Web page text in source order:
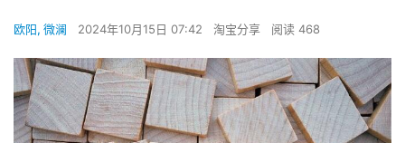
欧阳, 微澜 2024年10月15日 07:42 淘宝分享 阅读 468